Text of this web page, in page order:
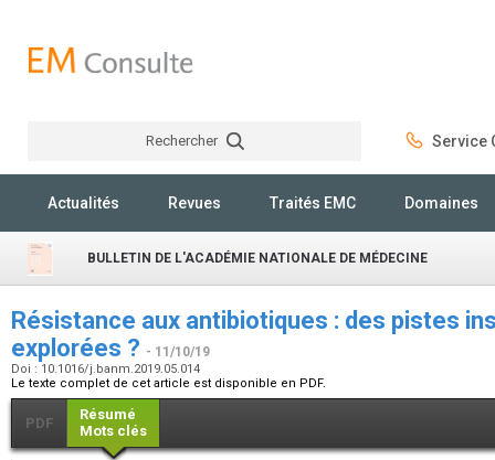
Rechercher Service
Actualités Revues Traités EMC Domaines
BULLETIN DE L'ACADÉMIE NATIONALE DE MÉDECINE
Résistance aux antibiotiques : des pistes
explorées ? - 11/10/19
Doi : 10.1016/j.banm.2019.05.014
Le texte complet de cet article est disponible en PDF.
PDF
Résumé
Mots clés